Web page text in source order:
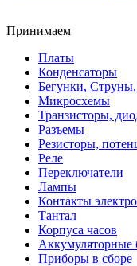
Принимаем
Платы
Конденсаторы
Бегунки,
Микросхемы
Транзисторы,
Разъемы
Резисторы,
Реле
Переключатели
Лампы
Контакты
Тантал
Корпуса часов
Аккумуляторные
Приборы в сборе